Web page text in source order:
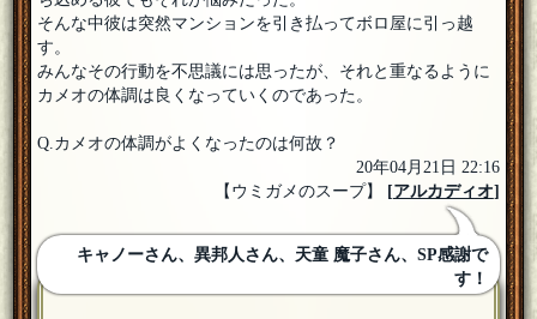
そんな中彼は突然マンションを引き払ってボロ屋に引っ越
す。
みんなその行動を不思議には思ったが、それと重なるように
カメオの体調は良くなっていくのであった。
Q.カメオの体調がよくなったのは何故？
20年04月21日 22:16
【ウミガメのスープ】 [アルカディオ]
キャノーさん、異邦人さん、天童 魔子さん、SP感謝で
す！